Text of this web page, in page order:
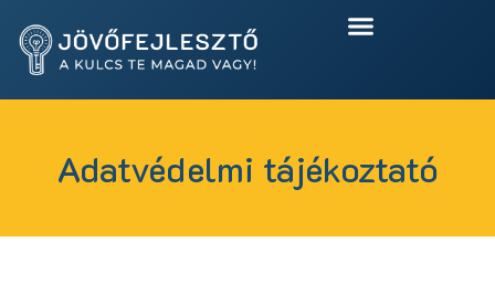
Adatvédelmi tájékoztató